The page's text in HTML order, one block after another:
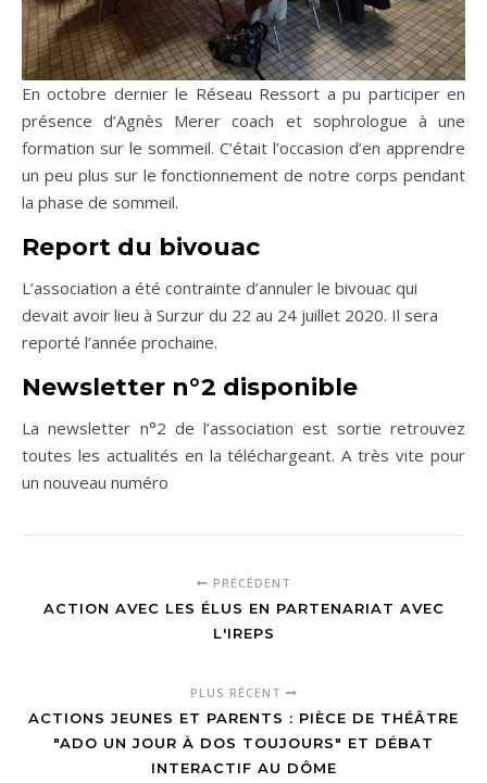
En octobre dernier le Réseau Ressort a pu participer en
présence d’Agnès Merer coach et sophrologue à une
formation sur le sommeil. C’était l’occasion d’en apprendre
un peu plus sur le fonctionnement de notre corps pendant
la phase de sommeil.
Report du bivouac
L’association a été contrainte d’annuler le bivouac qui
devait avoir lieu à Surzur du 22 au 24 juillet 2020. Il sera
reporté l’année prochaine.
Newsletter n°2 disponible
La newsletter n°2 de l’association est sortie retrouvez
toutes les actualités en la téléchargeant. A très vite pour
un nouveau numéro
PRÉCÉDENT
ACTION AVEC LES ÉLUS EN PARTENARIAT AVEC
L'IREPS
PLUS RÉCENT
ACTIONS JEUNES ET PARENTS : PIÈCE DE THÉÂTRE
"ADO UN JOUR À DOS TOUJOURS" ET DÉBAT
INTERACTIF AU DÔME